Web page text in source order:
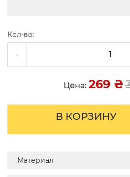
Кол-во:
-
Цена: 269 ₴
В КОРЗИНУ
Материал